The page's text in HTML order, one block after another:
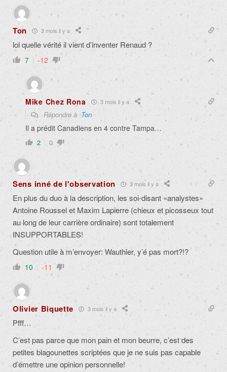
Ton 3 mois il y a
lol quelle vérité il vient d’inventer Renaud ?
7 -12
Mike Chez Rona 3 mois il y a
Répondre àTon
Il a prédit Canadiens en 4 contre Tampa…
2 0
Sens inné de l'observation 3 mois il y a
En plus du duo à la description, les soi-disant «analystes»
Antoine Roussel et Maxim Lapierre (chieux et picosseux tout
au long de leur carrière ordinaire) sont totalement
INSUPPORTABLES!
Question utile à m’envoyer: Wauthier, y’é pas mort?!?
10 -11
Olivier Biquette 3 mois il y a
Pfff…
C’est pas parce que mon pain et mon beurre, c’est des
petites blagounettes scriptées que je ne suis pas capable
d’émettre une opinion personnelle!